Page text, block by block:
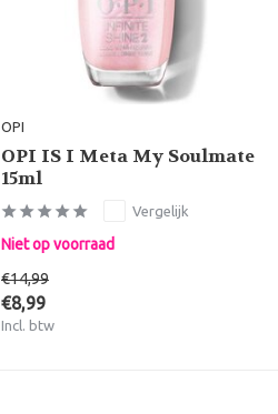
OPI
OPI IS I Meta My Soulmate
15ml
Vergelijk
Niet op voorraad
€14,99
€8,99
Incl. btw